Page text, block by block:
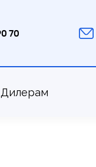
70
Дилерам